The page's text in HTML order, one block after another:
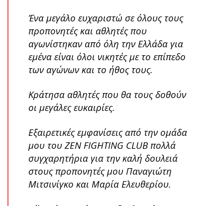
Ένα μεγάλο ευχαριστώ σε όλους τους
προπονητές και αθλητές που
αγωνίστηκαν από όλη την Ελλάδα για
εμένα είναι όλοι νικητές με το επίπεδο
των αγώνων και το ήθος τους.
Κράτησα αθλητές που θα τους δοθούν
οι μεγάλες ευκαιρίες.
Εξαιρετικές εμφανίσεις από την ομάδα
μου του ZEN FIGHTING CLUB πολλά
συγχαρητήρια για την καλή δουλειά
στους προπονητές μου Παναγιώτη
Μιτσινίγκο και Μαρία Ελευθερίου.